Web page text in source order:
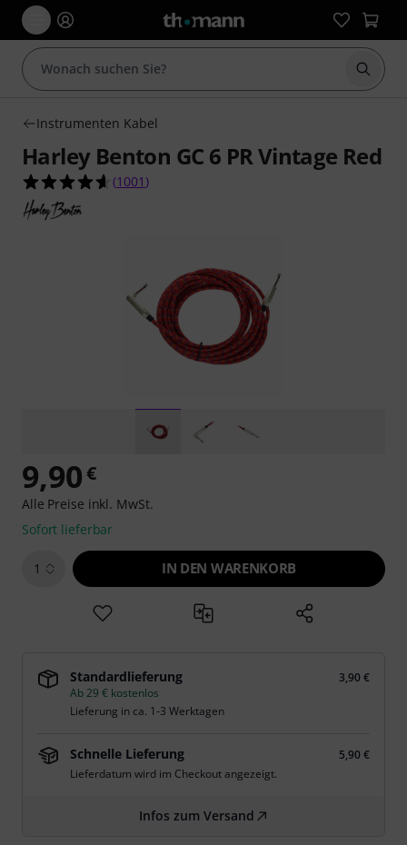
Suche
Instrumenten Kabel
Harley Benton GC 6 PR Vintage Red
4.6 von 5 Sternen aus 1001
(1001 )
9,90€
Alle Preise inkl. MwSt.
Sofort lieferbar
1 IN DEN WARENKORB
Standardlieferung
3,90 €
Ab 29 € kostenlos
Lieferung in ca. 1-3 Werktagen
Schnelle Lieferung
5,90 €
Lieferdatum wird im Checkout angezeigt.
Infos zum Versand